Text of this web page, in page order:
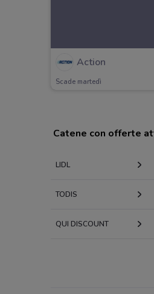
Action
Scade martedì
Catene con offerte
LIDL
TODIS
QUI DISCOUNT